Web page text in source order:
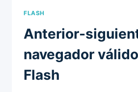
FLASH
Anterior-
navegador
Flash